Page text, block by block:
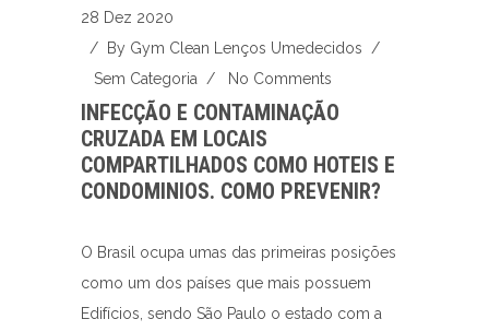
28 Dez 2020
/ By Gym Clean Lenços Umedecidos /
Sem Categoria / No Comments
INFECÇÃO E CONTAMINAÇÃO
CRUZADA EM LOCAIS
COMPARTILHADOS COMO HOTEIS E
CONDOMINIOS. COMO PREVENIR?
O Brasil ocupa umas das primeiras posições
como um dos países que mais possuem
Edifícios, sendo São Paulo o estado com a